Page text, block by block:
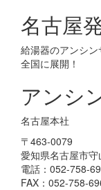
名古屋
給湯器のアンシ
全国に展開！
アンシ
名古屋本社
〒463-0079
愛知県名古屋市
電話：052-758-
FAX：052-758-